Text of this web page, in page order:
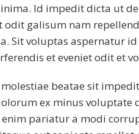
Id impedit dicta ut
odit galisum nam
Sit voluptas aspernatur
et eveniet odit et
beatae sit
ex minus voluptate
pariatur a modi